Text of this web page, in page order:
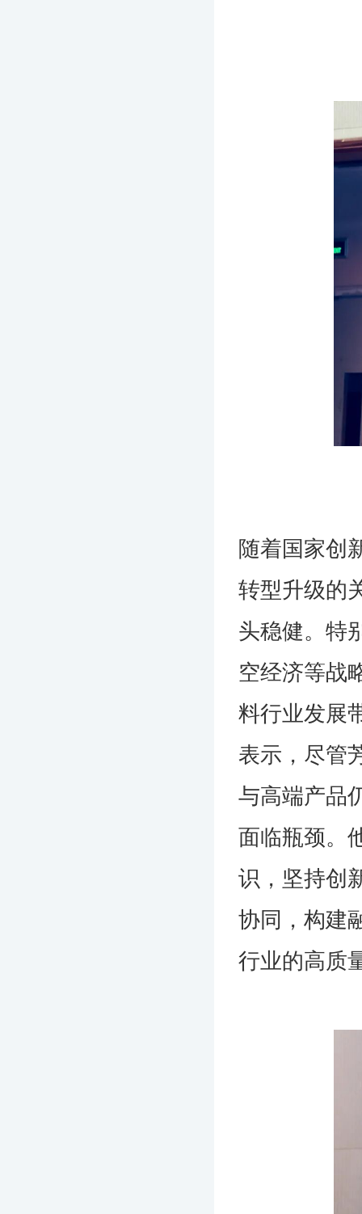
随着国家创
转型升级的
头稳健。特
空经济等战
料行业发展
表示，尽管
与高端产品
面临瓶颈。
识，坚持创
协同，构建
行业的高质